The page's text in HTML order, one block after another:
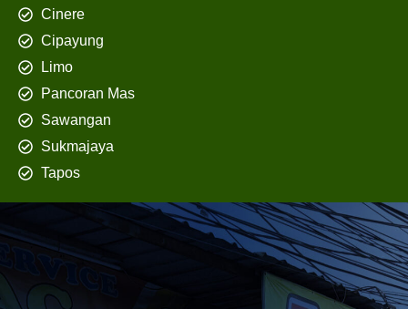
Cinere
Cipayung
Limo
Pancoran Mas
Sawangan
Sukmajaya
Tapos